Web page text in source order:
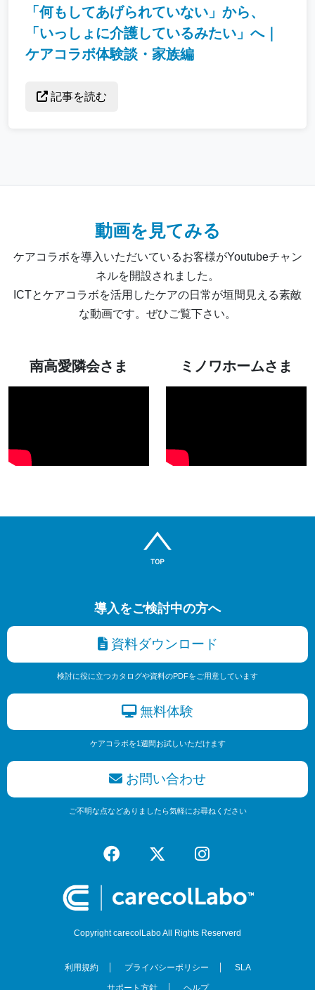
「何もしてあげられていない」から、
「いっしょに介護しているみたい」へ｜
ケアコラボ体験談・家族編
記事を読む
動画を見てみる
ケアコラボを導入いただいているお客様がYoutubeチャン
ネルを開設されました。
ICTとケアコラボを活用したケアの日常が垣間見える素敵
な動画です。ぜひご覧下さい。
南高愛隣会さま ミノワホームさま
導入をご検討中の方へ
資料ダウンロード
検討に役に立つカタログや資料のPDFをご用意しています
無料体験
ケアコラボを1週間お試しいただけます
お問い合わせ
ご不明な点などありましたら気軽にお尋ねください
Copyright carecolLabo All Rights Reserverd
利用規約 プライバシーポリシー SLA
サポート方針 ヘルプ